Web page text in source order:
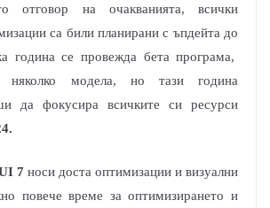
отговор на очакванията, всички
са били планирани с ъпдейта до
година се провежда бета програма,
няколко модела, но тази година
да фокусира всичките си ресурси
7 носи доста оптимизации и визуални
повече време за оптимизирането и